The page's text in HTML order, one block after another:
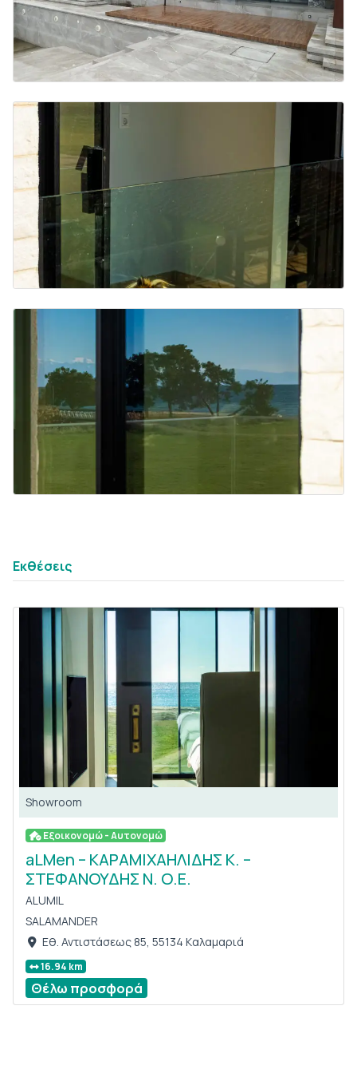
Εκθέσεις
Showroom
Εξοικονομώ - Αυτονομώ
aLMen – ΚΑΡΑΜΙΧΑΗΛΙΔΗΣ Κ. –
ΣΤΕΦΑΝΟΥΔΗΣ Ν. Ο.Ε.
ALUMIL
SALAMANDER
Εθ. Αντιστάσεως 85, 55134 Kαλαμαριά
16.94 km
Θέλω προσφορά